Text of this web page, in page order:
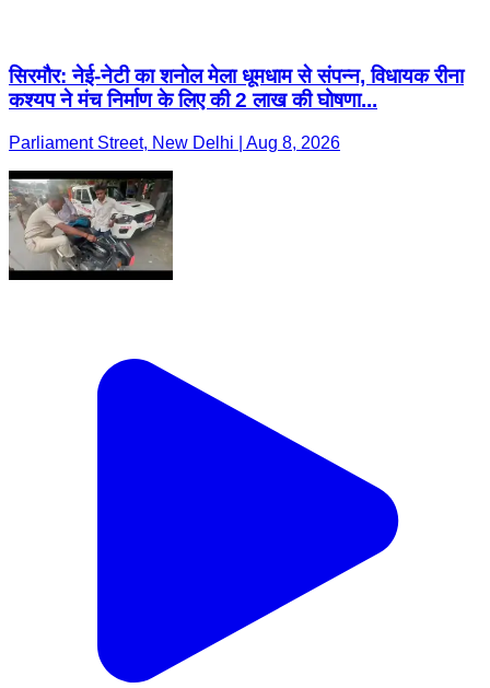
सिरमौर: नेई-नेटी का शनोल मेला धूमधाम से संपन्न, विधायक रीना
कश्यप ने मंच निर्माण के लिए की 2 लाख की घोषणा...
Parliament Street, New Delhi | Aug 8, 2026